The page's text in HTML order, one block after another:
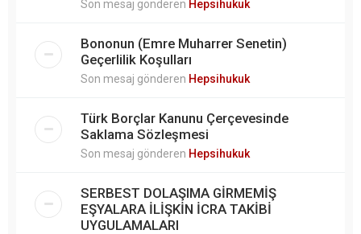
Son mesaj gönderen Hepsihukuk
Bononun (Emre Muharrer Senetin)
Geçerlilik Koşulları
Son mesaj gönderen Hepsihukuk
Türk Borçlar Kanunu Çerçevesinde
Saklama Sözleşmesi
Son mesaj gönderen Hepsihukuk
SERBEST DOLAŞIMA GİRMEMİŞ
EŞYALARA İLİŞKİN İCRA TAKİBİ
UYGULAMALARI